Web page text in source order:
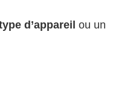
d’appareil ou un